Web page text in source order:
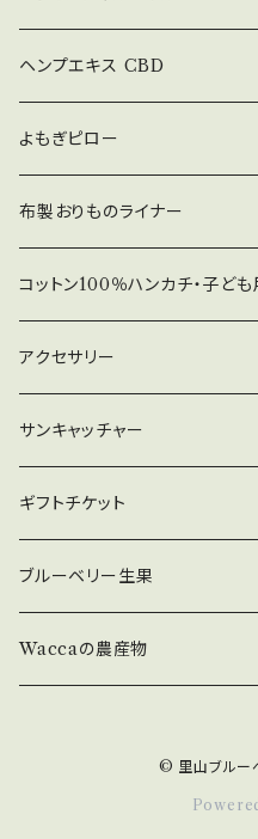
ヘンプエキス CBD
よもぎピロー
布製おりものライナー
コットン100％ハンカチ・子ど
アクセサリー
サンキャッチャー
ギフトチケット
ブルーベリー生果
Waccaの農産物
© 里山ブルー